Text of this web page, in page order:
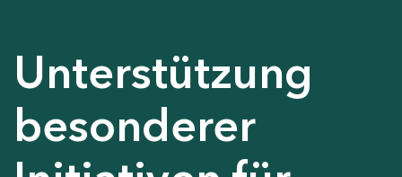
Unterstützung
besonderer